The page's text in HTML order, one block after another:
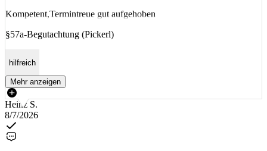
Kompetent,Termintreue gut aufgehoben
§57a-Begutachtung (Pickerl)
hilfreich
Mehr anzeigen
Heinz S.
8/7/2026